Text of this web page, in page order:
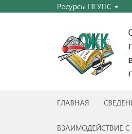
Ресурсы ПГУПС
ГЛАВНАЯ
ВЗАИМОДЕЙСТВИЕ